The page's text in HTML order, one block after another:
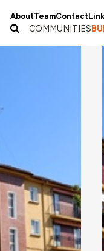
AboutTeamContact
COMMUNITIES